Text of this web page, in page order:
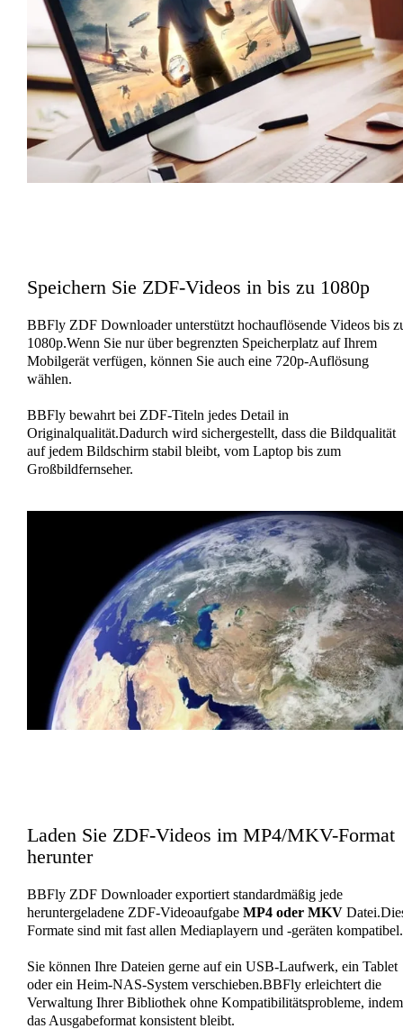
Speichern Sie ZDF-Videos in bis zu 1080p
BBFly ZDF Downloader unterstützt hochauflösende Videos bis
1080p.Wenn Sie nur über begrenzten Speicherplatz auf Ihrem
Mobilgerät verfügen, können Sie auch eine 720p-Auflösung
wählen.
BBFly bewahrt bei ZDF-Titeln jedes Detail in
Originalqualität.Dadurch wird sichergestellt, dass die Bildqualität
auf jedem Bildschirm stabil bleibt, vom Laptop bis zum
Großbildfernseher.
Laden Sie ZDF-Videos im MP4/MKV-Format
herunter
BBFly ZDF Downloader exportiert standardmäßig jede
heruntergeladene ZDF-Videoaufgabe MP4 oder MKV
Formate sind mit fast allen Mediaplayern und -geräten kompatibel.
Sie können Ihre Dateien gerne auf ein USB-Laufwerk, ein Tablet
oder ein Heim-NAS-System verschieben.BBFly erleichtert die
Verwaltung Ihrer Bibliothek ohne Kompatibilitätsprobleme, indem
das Ausgabeformat konsistent bleibt.